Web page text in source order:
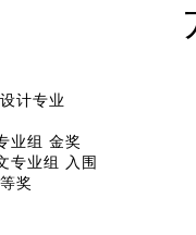
计专业
业组 金奖
专业组 入围
奖